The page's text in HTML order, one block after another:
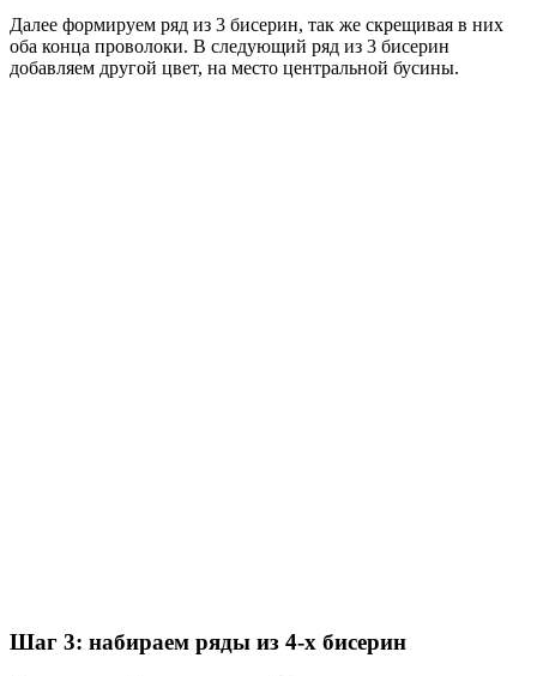
Далее формируем ряд из 3 бисерин, так же скрещивая в них
оба конца проволоки. В следующий ряд из 3 бисерин
добавляем другой цвет, на место центральной бусины.
Шаг 3: набираем ряды из 4-х бисерин